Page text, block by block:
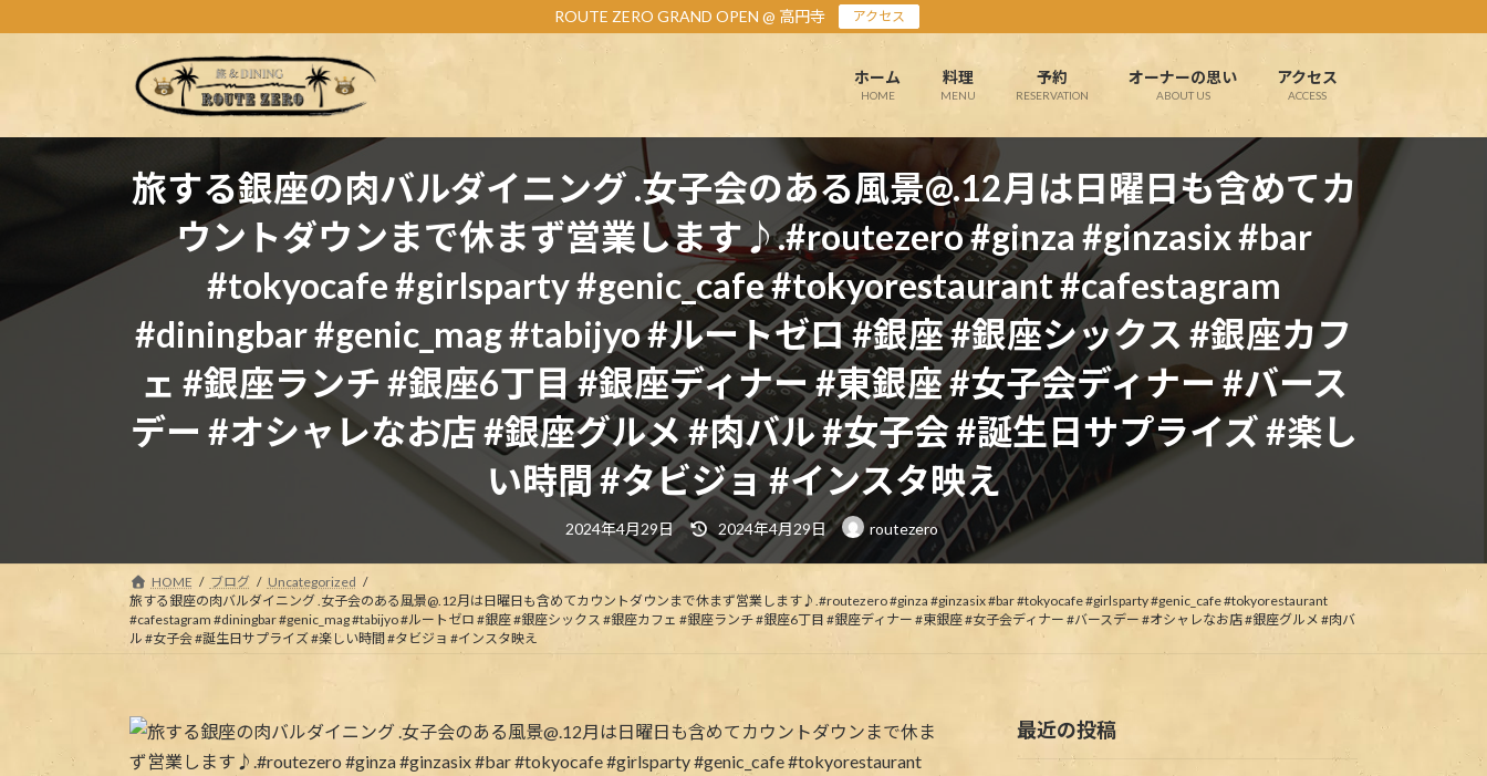
ン
ビ
ROUTE ZERO GRAND OPEN @ 高円寺 アクセス
ホーム
HOME
料理
MENU
予約
RESERVATION
オーナーの思い
ABOUT US
アクセス
ACCESS
旅する銀座の肉バルダイニング .女子会のある風景@.12月は日曜日も含めてカ
ウントダウンまで休まず営業します♪.#routezero #ginza #ginzasix #bar
#tokyocafe #girlsparty #genic_cafe #tokyorestaurant #cafestagram
#diningbar #genic_mag #tabijyo #ルートゼロ #銀座 #銀座シックス #銀座カフ
ェ #銀座ランチ #銀座6丁目 #銀座ディナー #東銀座 #女子会ディナー #バース
デー #オシャレなお店 #銀座グルメ #肉バル #女子会 #誕生日サプライズ #楽し
い時間 #タビジョ #インスタ映え
2024年4月29日
最
終
更
新
時
:
2024年4月29日 routezero
HOME ブログ
Uncategorized
旅する銀座の肉バルダイニング .女子会のある風景@.12月は日曜日も含めてカウントダウンまで休まず営業します♪.#routezero #ginza #ginzasix #bar #tokyocafe #girlsparty #genic_cafe #tokyorestaurant
#cafestagram #diningbar #genic_mag #tabijyo #ルートゼロ #銀座 #銀座シックス #銀座カフェ #銀座ランチ #銀座6丁目 #銀座ディナー #東銀座 #女子会ディナー #バースデー #オシャレなお店 #銀座グルメ #肉バ
ル #女子会 #誕生日サプライズ #楽しい時間 #タビジョ #インスタ映え
最近の投稿